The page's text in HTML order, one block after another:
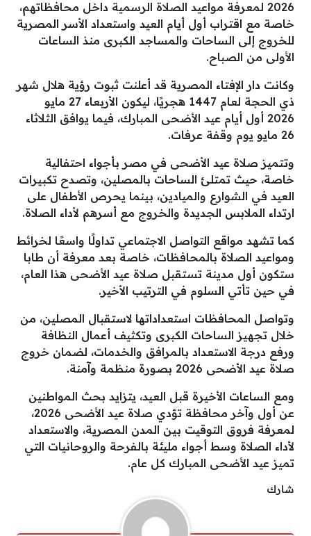
2026 لمعرفة مواعيد الصلاة الرسمية داخل محافظاتهم،
خاصة مع اقتراب أول أيام العيد واستعداد الأسر المصرية
للخروج إلى الساحات والمساجد الكبرى منذ الساعات
الأولى من الصباح.
وكانت دار الإفتاء المصرية قد أعلنت ثبوت رؤية هلال شهر
ذي الحجة لعام 1447 هجريًا، ليكون الأربعاء 27 مايو
2026 أول أيام عيد الأضحى المبارك، فيما يوافق الثلاثاء
26 مايو يوم وقفة عرفات.
وتتميز صلاة عيد الأضحى في مصر بأجواء احتفالية
خاصة، حيث تمتلئ الساحات بالمصلين، وتصدح تكبيرات
العيد في الشوارع والميادين، بينما يحرص الأطفال على
ارتداء الملابس الجديدة والخروج مع أسرهم لأداء الصلاة.
كما تشهد مواقع التواصل الاجتماعي تداولًا واسعًا لخرائط
ومواعيد الصلاة بالمحافظات، خاصة بعد معرفة أن طابا
ستكون أول مدينة تستقبل صلاة عيد الأضحى هذا العام،
في حين تأتي السلوم في الترتيب الأخير.
وتواصل المحافظات استعداداتها لاستقبال المصلين، من
خلال تجهيز الساحات الكبرى وتكثيف أعمال النظافة
ورفع درجة الاستعداد بالمرافق والخدمات، لضمان خروج
صلاة عيد الأضحى 2026 بصورة منظمة وآمنة.
ومع الساعات الأخيرة قبل العيد، يتزايد بحث المواطنين
عن أول وآخر محافظة تؤدي صلاة عيد الأضحى 2026،
لمعرفة فروق التوقيت بين المدن المصرية، والاستعداد
لأداء الصلاة وسط أجواء مليئة بالفرحة والروحانيات التي
تميز عيد الأضحى المبارك كل عام.
شارك